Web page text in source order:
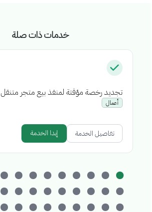
خدمات ذات صلة
تجديد رخصة مؤقتة لمنفذ بيع متجر متنقل
أعمال
تفاصيل الخدمة إبدا الخدمة